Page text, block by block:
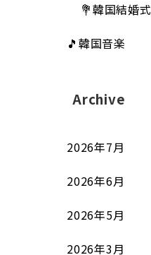
💐韓国結婚式
🎵韓国音楽
Archive
2026年7月
2026年6月
2026年5月
2026年3月